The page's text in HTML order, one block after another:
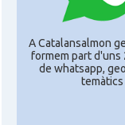
A Catalansalmon
formem part d'uns
de whatsapp,
temàtics